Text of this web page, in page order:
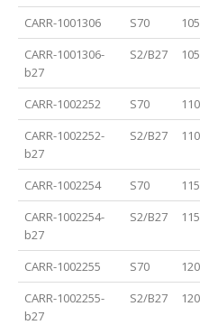
CARR-1001306 S70
CARR-1001306-
b27
S2/B27
CARR-1002252 S70
CARR-1002252-
b27
S2/B27
CARR-1002254 S70
CARR-1002254-
b27
S2/B27
CARR-1002255 S70
CARR-1002255-
b27
S2/B27